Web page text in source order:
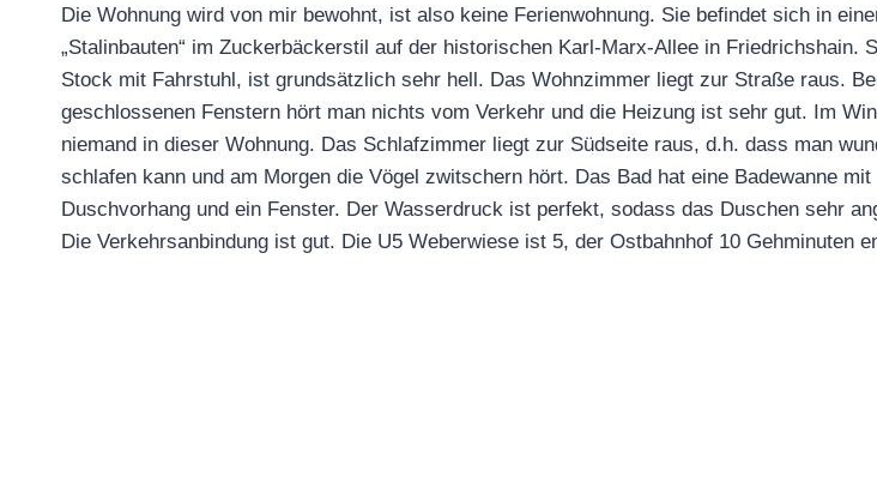
Die Wohnung wird von mir bewohnt, ist also keine Ferienwohnung. Sie befindet sich in
„Stalinbauten“ im Zuckerbäckerstil auf der historischen Karl-Marx-Allee in Friedrichshain.
Stock mit Fahrstuhl, ist grundsätzlich sehr hell. Das Wohnzimmer liegt zur Straße raus.
geschlossenen Fenstern hört man nichts vom Verkehr und die Heizung ist sehr gut. Im
niemand in dieser Wohnung. Das Schlafzimmer liegt zur Südseite raus, d.h. dass man
schlafen kann und am Morgen die Vögel zwitschern hört. Das Bad hat eine Badewanne mit
Duschvorhang und ein Fenster. Der Wasserdruck ist perfekt, sodass das Duschen sehr
Die Verkehrsanbindung ist gut. Die U5 Weberwiese ist 5, der Ostbahnhof 10 Gehminuten